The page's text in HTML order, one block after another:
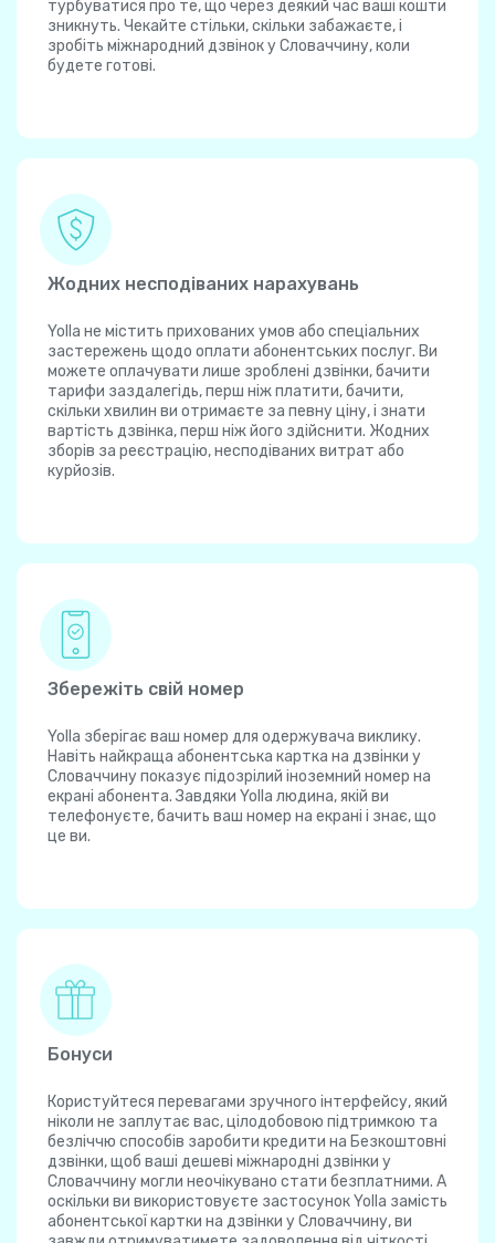
турбуватися про те, що через деякий час ваші кошти
зникнуть. Чекайте стільки, скільки забажаєте, і
зробіть міжнародний дзвінок у Словаччину, коли
будете готові.
Жодних несподіваних нарахувань
Yolla не містить прихованих умов або спеціальних
застережень щодо оплати абонентських послуг. Ви
можете оплачувати лише зроблені дзвінки, бачити
тарифи заздалегідь, перш ніж платити, бачити,
скільки хвилин ви отримаєте за певну ціну, і знати
вартість дзвінка, перш ніж його здійснити. Жодних
зборів за реєстрацію, несподіваних витрат або
курйозів.
Збережіть свій номер
Yolla зберігає ваш номер для одержувача виклику.
Навіть найкраща абонентська картка на дзвінки у
Словаччину показує підозрілий іноземний номер на
екрані абонента. Завдяки Yolla людина, якій ви
телефонуєте, бачить ваш номер на екрані і знає, що
це ви.
Бонуси
Користуйтеся перевагами зручного інтерфейсу, який
ніколи не заплутає вас, цілодобовою підтримкою та
безліччю способів заробити кредити на Безкоштовні
дзвінки, щоб ваші дешеві міжнародні дзвінки у
Словаччину могли неочікувано стати безплатними. А
оскільки ви використовуєте застосунок Yolla замість
абонентської картки на дзвінки у Словаччину, ви